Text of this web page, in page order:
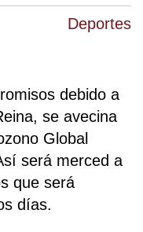
Deportes
debido a
se avecina
Global
será merced a
que será
días.